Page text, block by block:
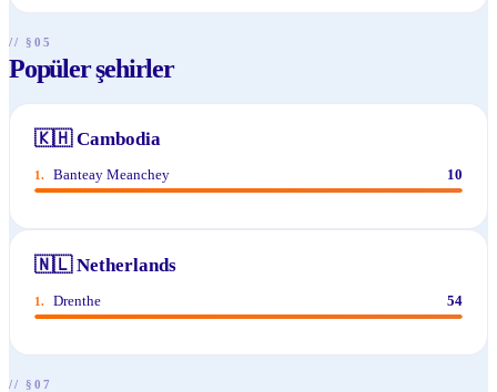
// §05
Popüler şehirler
🇰🇭 Cambodia
1. Banteay Meanchey 10
🇳🇱 Netherlands
1. Drenthe 54
// §07